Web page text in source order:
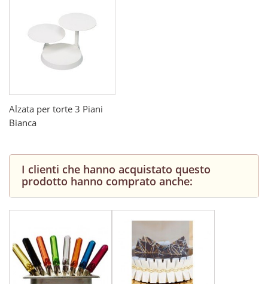
Alzata per torte 3 Piani
Bianca
I clienti che hanno acquistato questo
prodotto hanno comprato anche: